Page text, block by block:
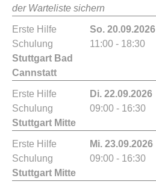
der Warteliste sichern
Erste Hilfe
Schulung
Stuttgart Bad
Cannstatt
So. 20.09.2026
11:00 - 18:30
Erste Hilfe
Schulung
Stuttgart Mitte
Di. 22.09.2026
09:00 - 16:30
Erste Hilfe
Schulung
Stuttgart Mitte
Mi. 23.09.2026
09:00 - 16:30